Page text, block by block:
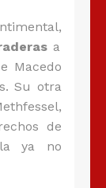
a
Macedo
Su otra
de
ya no